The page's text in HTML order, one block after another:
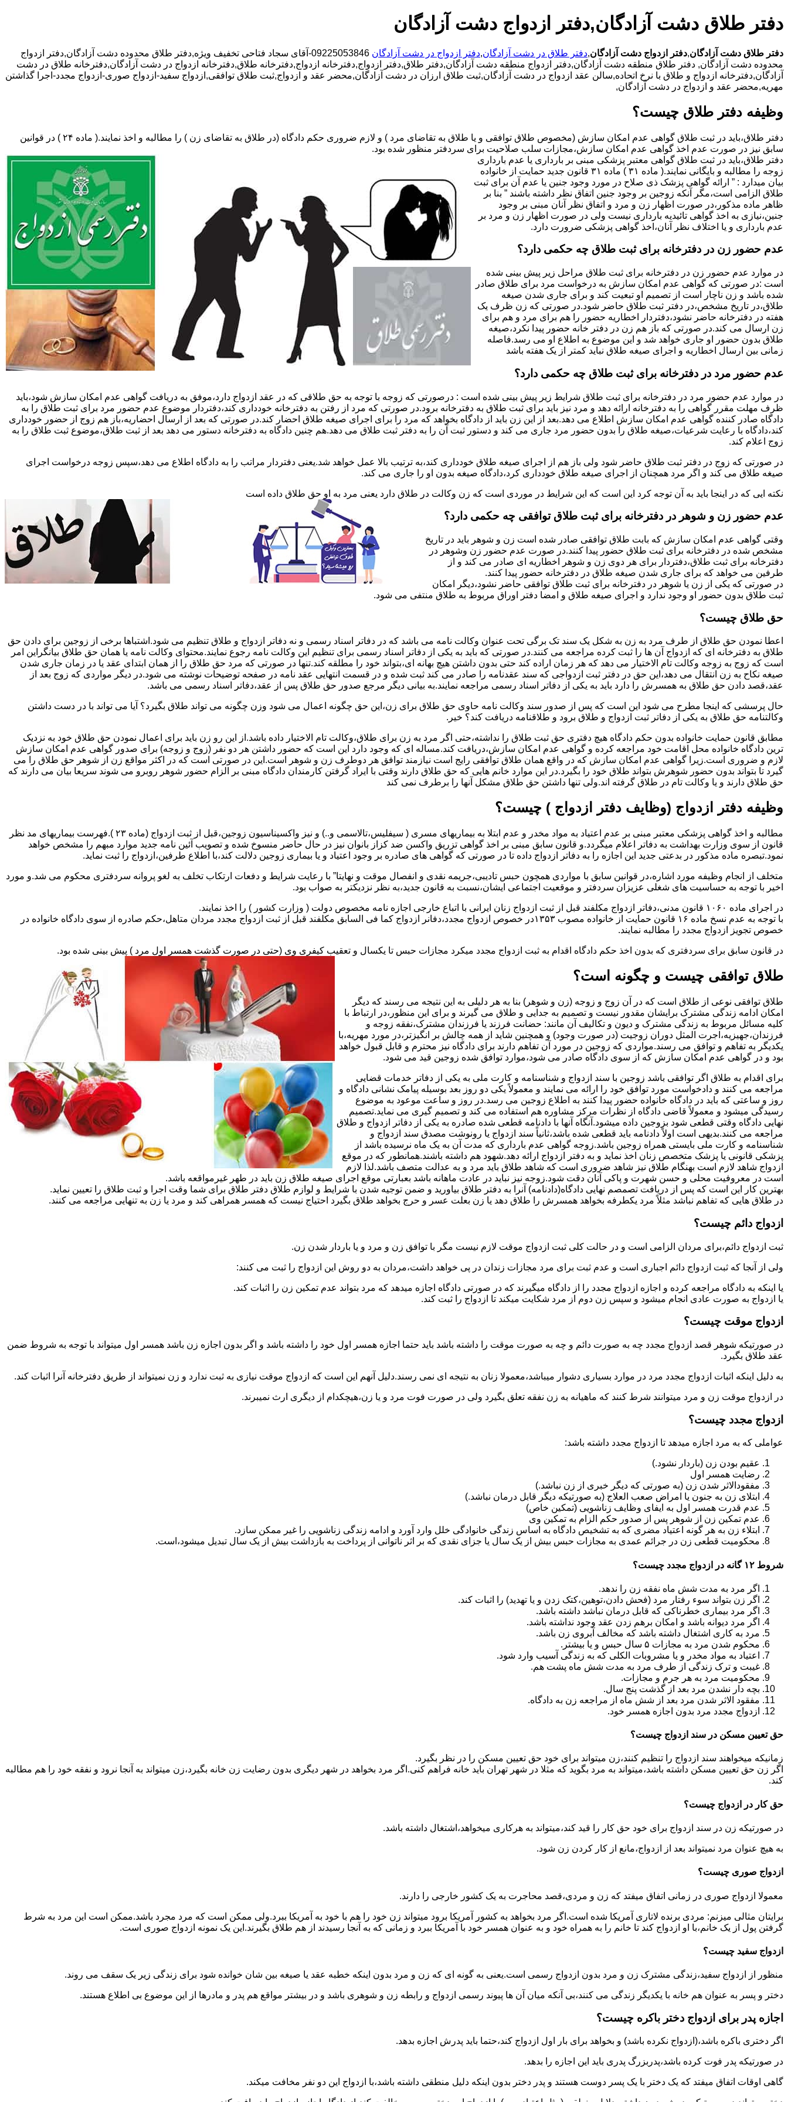
دفتر طلاق دشت آزادگان,دفتر ازدواج دشت آزادگان
دفتر طلاق دشت آزادگان,دفتر ازدواج دشت آزادگان,دفتر طلاق در دشت آزادگان,دفتر ازدواج در دشت آزادگان
09225053846-آقای سجاد فتاحی تخفیف ویژه,دفتر طلاق محدوده دشت آزادگان,دفتر ازدواج
محدوده دشت آزادگان, دفتر طلاق منطقه دشت آزادگان,دفتر ازدواج منطقه دشت آزادگان,دفتر طلاق,دفتر ازدواج,دفترخانه ازدواج,دفترخانه طلاق,دفترخانه ازدواج در دشت آزادگان,دفترخانه طلاق در دشت
آزادگان,دفترخانه ازدواج و طلاق با نرخ اتحاده,سالن عقد ازدواج در دشت آزادگان,ثبت طلاق ارزان در دشت آزادگان,محضر عقد و ازدواج,ثبت طلاق توافقی,ازدواج سفید-ازدواج صوری-ازدواج مجدد-اجرا گذاشتن
مهریه,محضر عقد و ازدواج در دشت آزادگان,
وظیفه دفتر طلاق چیست؟
دفتر طلاق،باید در ثبت طلاق گواهی عدم امکان سازش (مخصوص طلاق توافقی و یا طلاق به تقاضای مرد ) و لازم ضروری حکم دادگاه (در طلاق به تقاضای زن ) را مطالبه و اخذ نمایند.( ماده ۲۴ ) در قوانین
سابق نیز در صورت عدم اخذ گواهی عدم امکان سازش،مجازات سلب صلاحیت برای سردفتر منظور شده بود.
دفتر طلاق،باید در ثبت طلاق گواهی معتبر پزشکی مبنی بر بارداری یا عدم بارداری
زوجه را مطالبه و بایگانی نمایند.( ماده ۳۱ ) ماده ۳۱ قانون جدید حمایت از خانواده
بیان میدارد : ” ارائه گواهی پزشک ذی صلاح در مورد وجود جنین یا عدم آن برای ثبت
طلاق الزامی است،مگر آنکه زوجین بر وجود جنین اتفاق نظر داشته باشند ” بنا بر
ظاهر ماده مذکور،در صورت اظهار زن و مرد و اتفاق نظر آنان مبنی بر وجود
جنین،نیازی به اخذ گواهی تائیدیه بارداری نیست ولی در صورت اظهار زن و مرد بر
عدم بارداری و یا اختلاف نظر آنان،اخذ گواهی پزشکی ضرورت دارد.
عدم حضور زن در دفترخانه برای ثبت طلاق چه حکمی دارد؟
در موارد عدم حضور زن در دفترخانه برای ثبت طلاق مراحل زیر پیش بینی شده
است :در صورتی که گواهی عدم امکان سازش به درخواست مرد برای طلاق صادر
شده باشد و زن ناچار است از تصمیم او تبعیت کند و برای جاری شدن صیغه
طلاق،در تاریخ مشخص،در دفتر ثبت طلاق حاضر شود.در صورتی که زن ظرف یک
هفته در دفترخانه حاضر نشود،دفتردار اخطاریه حضور را هم برای مرد و هم برای
زن ارسال می کند.در صورتی که باز هم زن در دفتر خانه حضور پیدا نکرد،صیغه
طلاق بدون حضور او جاری خواهد شد و این موضوع به اطلاع او می رسد.فاصله
زمانی بین ارسال اخطاریه و اجرای صیغه طلاق نباید کمتر از یک هفته باشد
عدم حضور مرد در دفترخانه برای ثبت طلاق چه حکمی دارد؟
در موارد عدم حضور مرد در دفترخانه برای ثبت طلاق شرایط زیر پیش بینی شده است : درصورتی که زوجه با توجه به حق طلاقی که در عقد ازدواج دارد،موفق به دریافت گواهی عدم امکان سازش شود،باید
ظرف مهلت مقرر گواهی را به دفترخانه ارائه دهد و مرد نیز باید برای ثبت طلاق به دفترخانه برود.در صورتی که مرد از رفتن به دفترخانه خودداری کند،دفتردار موضوع عدم حضور مرد برای ثبت طلاق را به
دادگاه صادر کننده گواهی عدم امکان سازش اطلاع می دهد.بعد از این زن باید از دادگاه بخواهد که مرد را برای اجرای صیغه طلاق احضار کند.در صورتی که بعد از ارسال احضاریه،باز هم زوج از حضور خودداری
کند،دادگاه با رعایت شرعیات،صیغه طلاق را بدون حضور مرد جاری می کند و دستور ثبت آن را به دفتر ثبت طلاق می دهد.هم چنین دادگاه به دفترخانه دستور می دهد بعد از ثبت طلاق،موضوع ثبت طلاق را به
زوج اعلام کند.
در صورتی که زوج در دفتر ثبت طلاق حاضر شود ولی باز هم از اجرای صیغه طلاق خودداری کند،به ترتیب بالا عمل خواهد شد.یعنی دفتردار مراتب را به دادگاه اطلاع می دهد،سپس زوجه درخواست اجرای
صیغه طلاق می کند و اگر مرد همچنان از اجرای صیغه طلاق خودداری کرد،دادگاه صیغه بدون او را جاری می کند.
نکته ایی که در اینجا باید به آن توجه کرد این است که این شرایط در موردی است که زن وکالت در طلاق دارد یعنی مرد به او حق طلاق داده است
عدم حضور زن و شوهر در دفترخانه برای ثبت طلاق توافقی چه حکمی دارد؟
وقتی گواهی عدم امکان سازش که بابت طلاق توافقی صادر شده است زن و شوهر باید در تاریخ
مشخص شده در دفترخانه برای ثبت طلاق حضور پیدا کنند.در صورت عدم حضور زن وشوهر در
دفترخانه برای ثبت طلاق،دفتردار برای هر دوی زن و شوهر اخطاریه ای صادر می کند و از
طرفین می خواهد که برای جاری شدن صیغه طلاق در دفترخانه حضور پیدا کنند.
در صورتی که یکی از زن یا شوهر در دفترخانه برای ثبت طلاق توافقی حاضر نشود،دیگر امکان
ثبت طلاق بدون حضور او وجود ندارد و اجرای صیغه طلاق و امضا دفتر اوراق مربوط به طلاق منتفی می شود.
حق طلاق چیست؟
اعطا نمودن حق طلاق از طرف مرد به زن به شکل یک سند تک برگی تحت عنوان وکالت نامه می باشد که در دفاتر اسناد رسمی و نه دفاتر ازدواج و طلاق تنظیم می شود.اشتباها برخی از زوجین برای دادن حق
طلاق به دفترخانه ای که ازدواج آن ها را ثبت کرده مراجعه می کنند.در صورتی که باید به یکی از دفاتر اسناد رسمی برای تنظیم این وکالت نامه رجوع نمایند.محتوای وکالت نامه یا همان حق طلاق بیانگراین امر
است که زوج به زوجه وکالت تام الاختیار می دهد که هر زمان اراده کند حتی بدون داشتن هیچ بهانه ای،بتواند خود را مطلقه کند.تنها در صورتی که مرد حق طلاق را از همان ابتدای عقد یا در زمان جاری شدن
صیغه نکاح به زن انتقال می دهد،این حق در دفتر ثبت ازدواجی که سند عقدنامه را صادر می کند ثبت شده و در قسمت انتهایی عقد نامه در صفحه توضیحات نوشته می شود.در دیگر مواردی که زوج بعد از
عقد،قصد دادن حق طلاق به همسرش را دارد باید به یکی از دفاتر اسناد رسمی مراجعه نمایند.به بیانی دیگر مرجع صدور حق طلاق پس از عقد،دفاتر اسناد رسمی می باشد.
حال پرسشی که اینجا مطرح می شود این است که پس از صدور سند وکالت نامه حاوی حق طلاق برای زن،این حق چگونه اعمال می شود وزن چگونه می تواند طلاق بگیرد؟ آیا می تواند با در دست داشتن
وکالتنامه حق طلاق به یکی از دفاتر ثبت ازدواج و طلاق برود و طلاقنامه دریافت کند؟ خیر.
مطابق قانون حمایت خانواده بدون حکم دادگاه هیچ دفتری حق ثبت طلاق را نداشته،حتی اگر مرد به زن برای طلاق،وکالت تام الاختیار داده باشد.از این رو زن باید برای اعمال نمودن حق طلاق خود به نزدیک
ترین دادگاه خانواده محل اقامت خود مراجعه کرده و گواهی عدم امکان سازش،دریافت کند.مساله ای که وجود دارد این است که حضور داشتن هر دو نفر (زوج و زوجه) برای صدور گواهی عدم امکان سازش
لازم و ضروری است.زیرا گواهی عدم امکان سازش که در واقع همان طلاق توافقی رایج است نیازمند توافق هر دوطرف زن و شوهر است.این در صورتی است که در اکثر مواقع زن از شوهر حق طلاق را می
گیرد تا بتواند بدون حضور شوهرش بتواند طلاق خود را بگیرد.در این موارد خانم هایی که حق طلاق دارند وقتی با ایراد گرفتن کارمندان دادگاه مبنی بر الزام حضور شوهر روبرو می شوند سریعا بیان می دارند که
حق طلاق دارند و یا وکالت تام در طلاق گرفته اند.ولی تنها داشتن حق طلاق مشکل آنها را برطرف نمی کند
وظیفه دفتر ازدواج (وظایف دفتر ازدواج ) چیست؟
مطالبه و اخذ گواهی پزشکی معتبر مبنی بر عدم اعتیاد به مواد مخدر و عدم ابتلا به بیماریهای مسری ( سیفلیس،تالاسمی و..) و نیز واکسیناسیون زوجین،قبل از ثبت ازدواج (ماده ۲۳ ).فهرست بیماریهای مد نظر
قانون از سوی وزارت بهداشت به دفاتر اعلام میگردد.و قانون سابق مبنی بر اخذ گواهی تزریق واکسن ضد کزاز بانوان نیز در حال حاضر منسوخ شده و تصویب آئین نامه جدید موارد مبهم را مشخص خواهد
نمود.تبصره ماده مذکور در بدعتی جدید این اجازه را به دفاتر ازدواج داده تا در صورتی که گواهی های صادره بر وجود اعتیاد و یا بیماری زوجین دلالت کند،با اطلاع طرفین،ازدواج را ثبت نماید.
متخلف از انجام وظیفه مورد اشاره،در قوانین سابق با مواردی همچون حبس تادیبی،جریمه نقدی و انفصال موقت و نهایتا” با رعایت شرایط و دفعات ارتکاب تخلف به لغو پروانه سردفتری محکوم می شد.و مورد
اخیر با توجه به حساسیت های شغلی عزیزان سردفتر و موقعیت اجتماعی ایشان،نسبت به قانون جدید،به نظر نزدیکتر به صواب بود.
در اجرای ماده ۱۰۶۰ قانون مدنی،دفاتر ازدواج مکلفند قبل از ثبت ازدواج زنان ایرانی با اتباع خارجی اجازه نامه مخصوص دولت ( وزارت کشور ) را اخذ نمایند.
با توجه به عدم نسخ ماده ۱۶ قانون حمایت از خانواده مصوب ۱۳۵۳در خصوص ازدواج مجدد،دفانر ازدواج کما فی السابق مکلفند قبل از ثبت ازدواج مجدد مردان متاهل،حکم صادره از سوی دادگاه خانواده در
خصوص تجویز ازدواج مجدد را مطالبه نمایند.
در قانون سابق برای سردفتری که بدون اخذ حکم دادگاه اقدام به ثبت ازدواج مجدد میکرد مجازات حبس تا یکسال و تعقیب کیفری وی (حتی در صورت گذشت همسر اول مرد ) پیش بینی شده بود.
طلاق توافقی چیست و چگونه است؟
طلاق توافقی نوعی از طلاق است که در آن زوج و زوجه (زن و شوهر) بنا به هر دلیلی به این نتیجه می رسند که دیگر
امکان ادامه زندگی مشترک برایشان مقدور نیست و تصمیم به جدایی و طلاق می گیرند و برای این منظور،در ارتباط با
کلیه مسائل مربوط به زندگی مشترک و دیون و تکالیف آن مانند: حضانت فرزند یا فرزندان مشترک،نفقه زوجه و
فرزندان،جهیزیه،اجرت المثل دوران زوجیت (در صورت وجود) و همچنین شاید از همه چالش بر انگیزتر،در مورد مهریه،با
یکدیگر به تفاهم و توافق می رسند.مواردی که زوجین در مورد آن تفاهم دارند برای دادگاه نیز محترم و قابل قبول خواهد
بود و در گواهی عدم امکان سازش که از سوی دادگاه صادر می شود،موارد توافق شده زوجین قید می شود.
برای اقدام به طلاق اگر توافقی باشد زوجین با سند ازدواج و شناسنامه و کارت ملی به یکی از دفاتر خدمات قضایی
مراجعه می کنند و دادخواست مورد توافق خود را ارائه می نمایند و معمولاً یکی دو روز بعد بوسیله پیامک نشانی دادگاه و
روز و ساعتی که باید در دادگاه خانواده حضور پیدا کنند به اطلاع زوجین می رسد.در روز و ساعت موعود به موضوع
رسیدگی میشود و معمولاً قاضی دادگاه از نظرات مرکز مشاوره هم استفاده می کند و تصمیم گیری می نماید.تصمیم
نهایی دادگاه وقتی قطعی شود بزوجین داده میشود.آنگاه آنها با دادنامه قطعی شده صادره به یکی از دفاتر ازدواج و طلاق
مراجعه می کنند.بدیهی است اولاً دادنامه باید قطعی شده باشد،ثانیاً سند ازدواج یا رونوشت مصدق سند ازدواج و
شناسنامه و کارت ملی بایستی همراه زوجین باشد.زوجه گواهی عدم بارداری که مدت آن به یک ماه نرسیده باشد از
پزشکی قانونی یا پزشک متخصص زنان اخذ نماید و به دفتر ازدواج ارائه دهد.شهود هم داشته باشند.همانطور که در موقع
ازدواج شاهد لازم است بهنگام طلاق نیز شاهد ضروری است که شاهد طلاق باید مرد و به عدالت متصف باشد.لذا لازم
است در معروفیت محلی و حسن شهرت و پاکی آنان دقت شود.زوجه نیز نباید در عادت ماهانه باشد بعبارتی موقع اجرای صیغه طلاق زن باید در طهر غیرمواقعه باشد.
بهترین کار این است که پس از دریافت تصمصم نهایی دادگاه(دادنامه) آنرا به دفتر طلاق بیاورید و ضمن توجیه شدن با شرایط و لوازم طلاق دفتر طلاق برای شما وقت اجرا و ثبت طلاق را تعیین نماید.
در طلاق هایی که تفاهم نباشد مثلاً مرد یکطرفه بخواهد همسرش را طلاق دهد یا زن بعلت عسر و حرج بخواهد طلاق بگیرد احتیاج نیست که همسر همراهی کند و مرد یا زن به تنهایی مراجعه می کنند.
ازدواج دائم چیست؟
ثبت ازدواج دائم،برای مردان الزامی است و در حالت کلی ثبت ازدواج موقت لازم نیست مگر با توافق زن و مرد و یا باردار شدن زن.
ولی از آنجا که ثبت ازدواج دائم اجباری است و عدم ثبت برای مرد مجازات زندان در پی خواهد داشت،مردان به دو روش این ازدواج را ثبت می کنند:
یا اینکه به دادگاه مراجعه کرده و اجازه ازدواج مجدد را از دادگاه میگیرند که در صورتی دادگاه اجازه میدهد که مرد بتواند عدم تمکین زن را اثبات کند.
یا ازدواج به صورت عادی انجام میشود و سپس زن دوم از مرد شکایت میکند تا ازدواج را ثبت کند.
ازدواج موقت چیست؟
در صورتیکه شوهر قصد ازدواج مجدد چه به صورت دائم و چه به صورت موقت را داشته باشد باید حتما اجازه همسر اول خود را داشته باشد و اگر بدون اجازه زن باشد همسر اول میتواند با توجه به شروط ضمن
عقد طلاق بگیرد.
به دلیل اینکه اثبات ازدواج مجدد مرد در موارد بسیاری دشوار میباشد،معمولا زنان به نتیجه ای نمی رسند.دلیل آنهم این است که ازدواج موقت نیازی به ثبت ندارد و زن نمیتواند از طریق دفترخانه آنرا اثبات کند.
در ازدواج موقت زن و مرد میتوانند شرط کنند که ماهیانه به زن نفقه تعلق بگیرد ولی در صورت فوت مرد و یا زن،هیچکدام از دیگری ارث نمیبرند.
ازدواج مجدد چیست؟
عواملی که به مرد اجازه میدهد تا ازدواج مجدد داشته باشد:
عقیم بودن زن (باردار نشود.)
رضایت همسر اول
مفقودالاثر شدن زن (به صورتی که دیگر خبری از زن نباشد.)
ابتلای زن به جنون یا امراض صعب العلاج (به صورتیکه دیگر قابل درمان نباشد.)
عدم قدرت همسر اول به ایفای وظایف زناشویی (تمکین خاص)
عدم تمکین زن از شوهر پس از صدور حکم الزام به تمکین وی
ابتلاء زن به هر گونه اعتیاد مضری که به تشخیص دادگاه به اساس زندگی خانوادگی خلل وارد آورد و ادامه زندگی زناشویی را غیر ممکن سازد.
محکومیت قطعی زن در جرائم عمدی به مجازات حبس بیش از یک سال یا جزای نقدی که بر اثر ناتوانی از پرداخت به بازداشت بیش از یک سال تبدیل می‎شود،است.
شروط ۱۲ گانه در ازدواج مجدد چیست؟
اگر مرد به مدت شش ماه نفقه زن را ندهد.
اگر زن بتواند سوء رفتار مرد (فحش دادن،توهین،کتک زدن و یا تهدید) را اثبات کند.
اگر مرد بیماری خطرناکی که قابل درمان نباشد داشته باشد.
اگر مرد دیوانه باشد و امکان برهم زدن عقد وجود نداشته باشد.
مرد به کاری اشتغال داشته باشد که مخالف آبروی زن باشد.
محکوم شدن مرد به مجازات ۵ سال حبس و یا بیشتر.
اعتیاد به مواد مخدر و یا مشروبات الکلی که به زندگی آسیب وارد شود.
غیبت و ترک زندگی از طرف مرد به مدت شش ماه پشت هم.
محکومیت مرد به هر جرم و مجازات.
بچه دار نشدن مرد بعد از گذشت پنج سال.
مفقود الاثر شدن مرد بعد از شش ماه از مراجعه زن به دادگاه.
ازدواج مجدد مرد بدون اجازه همسر خود.
حق تعیین مسکن در سند ازدواج چیست؟
زمانیکه میخواهند سند ازدواج را تنظیم کنند،زن میتواند برای خود حق تعیین مسکن را در نظر بگیرد.
اگر زن حق تعیین مسکن داشته باشد،میتواند به مرد بگوید که مثلا در شهر تهران باید خانه فراهم کنی.اگر مرد بخواهد در شهر دیگری بدون رضایت زن خانه بگیرد،زن میتواند به آنجا نرود و نفقه خود را هم مطالبه
کند.
حق کار در ازدواج چیست؟
در صورتیکه زن در سند ازدواج برای خود حق کار را قید کند،میتواند به هرکاری میخواهد،اشتغال داشته باشد.
به هیچ عنوان مرد نمیتواند بعد از ازدواج،مانع از کار کردن زن شود.
ازدواج صوری چیست؟
معمولا ازدواج صوری در زمانی اتفاق میفتد که زن و مردی،قصد محاجرت به یک کشور خارجی را دارند.
برایتان مثالی میزنم: مردی برنده لاتاری آمریکا شده است.اگر مرد بخواهد به کشور آمریکا برود میتواند زن خود را هم با خود به آمریکا ببرد.ولی ممکن است که مرد مجرد باشد.ممکن است این مرد به شرط
گرفتن پول از یک خانم،با او ازدواج کند تا خانم را به همراه خود و به عنوان همسر خود با آمریکا ببرد و زمانی که به آنجا رسیدند از هم طلاق بگیرند.این یک نمونه ازدواج صوری است.
ازدواج سفید چیست؟
منظور از ازدواج سفید،زندگی مشترک زن و مرد بدون ازدواج رسمی است.یعنی به گونه ای که زن و مرد بدون اینکه خطبه عقد یا صیغه بین شان خوانده شود برای زندگی زیر یک سقف می روند.
دختر و پسر به عنوان هم خانه با یکدیگر زندگی می کنند،بی آنکه میان آن ها پیوند رسمی ازدواج و رابطه زن و شوهری باشد و در بیشتر مواقع هم پدر و مادرها از این موضوع بی اطلاع هستند.
اجازه پدر برای ازدواج دختر باکره چیست؟
اگر دختری باکره باشد،(ازدواج نکرده باشد) و بخواهد برای بار اول ازدواج کند،حتما باید پدرش اجازه بدهد.
در صورتیکه پدر فوت کرده باشد،پدربزرگ پدری باید این اجازه را بدهد.
گاهی اوقات اتفاق میفتد که یک دختر با یک پسر دوست هستند و پدر دختر بدون اینکه دلیل منطقی داشته باشد،با ازدواج این دو نفر مخافت میکند.